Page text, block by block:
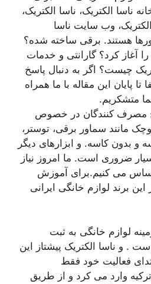
ناسا الکتریک، ناسا الکتریک،
وب سایت ناسا
هستند. برقی ساخته شده؟
آغاز کرد؟ گارانتی و خدمات
چیست؟ اگر به دنبال پاسخ
پایان این مقاله با ما همراه
متشکریم.
مصرف کنندگان در خصوص
مانند سماور برقی، توستر،
و بدون کاسه. و ابزارهای دیگر
ضروری است. ما امروز نیاز
می کنیم.برای آموزش
برند لوازم خانگی ایرانی
سال 1388 در زمینه لوازم خانگی به ثبت
. و ناسا الکتریک پیشتاز این
فعالیت خود فقط
وارد می کرد و از طریق